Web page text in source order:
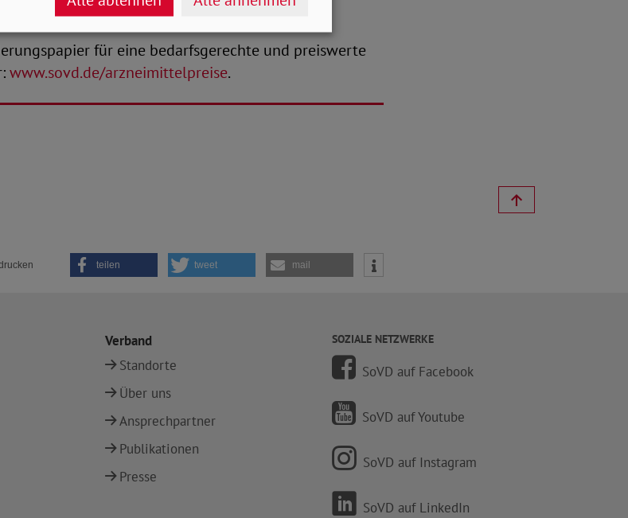
so Engelen-Kefer.
für eine bedarfsgerechte und preiswerte
www.sovd.de/arzneimittelpreise.
teilen tweet mail
Verband
Standorte
Über uns
Ansprechpartner
Publikationen
Presse
SOZIALE NETZWERKE
SoVD auf Facebook
SoVD auf Youtube
SoVD auf Instagram
SoVD auf LinkedIn